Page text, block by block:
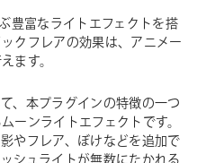
ムーンライト、カメラのフラッ
フレアジェネレーターとトラ
イトエフェクト集です。
豊富なライトエフェクトを搭
クフレアの効果は、アニメー
ます。